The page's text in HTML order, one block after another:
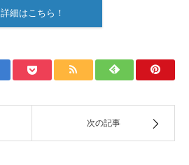
詳細はこちら！
次の記事